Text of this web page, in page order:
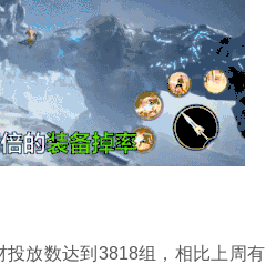
放数达到3818组，相比上周有